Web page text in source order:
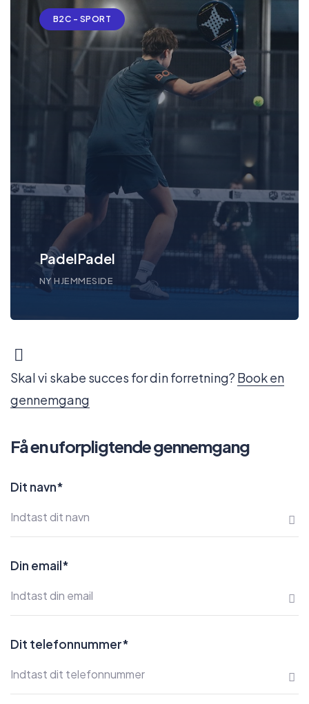
B2C - SPORT
PadelPadel
NY HJEMMESIDE
Skal vi skabe succes for din forretning? Book en
gennemgang
Få en uforpligtende gennemgang
Dit navn*
Din email*
Dit telefonnummer*